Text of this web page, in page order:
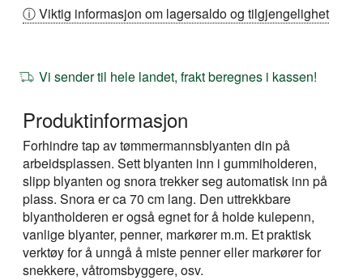
ⓘ Viktig informasjon om lagersaldo og tilgjengelighet
Vi sender til hele landet, frakt beregnes i kassen!
Produktinformasjon
Forhindre tap av tømmermannsblyanten din på
arbeidsplassen. Sett blyanten inn i gummiholderen,
slipp blyanten og snora trekker seg automatisk inn på
plass. Snora er ca 70 cm lang. Den uttrekkbare
blyantholderen er også egnet for å holde kulepenn,
vanlige blyanter, penner, markører m.m. Et praktisk
verktøy for å unngå å miste penner eller markører for
snekkere, våtromsbyggere, osv.